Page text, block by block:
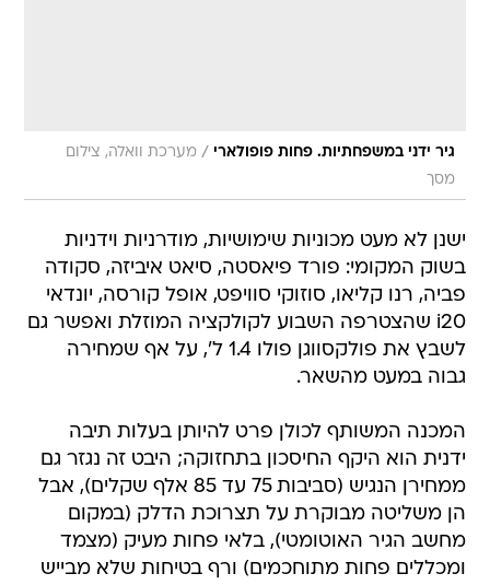
גיר ידני במשפחתיות. פחות פופולארי / מערכת וואלה, צילום
מסך
ישנן לא מעט מכוניות שימושיות, מודרניות וידניות
בשוק המקומי: פורד פיאסטה, סיאט איביזה, סקודה
פביה, רנו קליאו, סוזוקי סוויפט, אופל קורסה, יונדאי
i20 שהצטרפה השבוע לקולקציה המוזלת ואפשר גם
לשבץ את פולקסווגן פולו 1.4 ל', על אף שמחירה
גבוה במעט מהשאר.
המכנה המשותף לכולן פרט להיותן בעלות תיבה
ידנית הוא היקף החיסכון בתחזוקה; היבט זה נגזר גם
ממחירן הנגיש (סביבות 75 עד 85 אלף שקלים), אבל
הן משליטה מבוקרת על תצרוכת הדלק (במקום
מחשב הגיר האוטומטי), בלאי פחות מעיק (מצמד
ומכללים פחות מתוחכמים) ורף בטיחות שלא מבייש